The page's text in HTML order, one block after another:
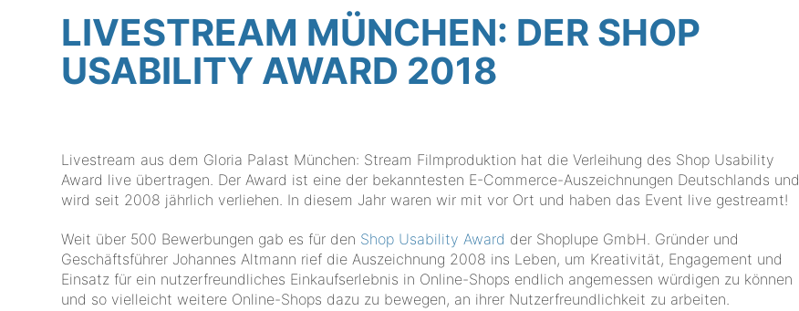
LIVESTREAM MÜNCHEN: DER SHOP
USABILITY AWARD 2018
Livestream aus dem Gloria Palast München: Stream Filmproduktion hat die Verleihung des Shop Usability
Award live übertragen. Der Award ist eine der bekanntesten E-Commerce-Auszeichnungen Deutschlands und
wird seit 2008 jährlich verliehen. In diesem Jahr waren wir mit vor Ort und haben das Event live gestreamt!
Weit über 500 Bewerbungen gab es für den Shop Usability Award der Shoplupe GmbH. Gründer und
Geschäftsführer Johannes Altmann rief die Auszeichnung 2008 ins Leben, um Kreativität, Engagement und
Einsatz für ein nutzerfreundliches Einkaufserlebnis in Online-Shops endlich angemessen würdigen zu können
und so vielleicht weitere Online-Shops dazu zu bewegen, an ihrer Nutzerfreundlichkeit zu arbeiten.